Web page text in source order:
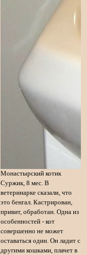
Монастырский котик
Суржик, 8 мес. В
ветеринарке сказали, что
это бенгал. Кастрирован,
привит, обработан. Одна из
особенностей - кот
совершенно не может
оставаться один. Он ладит с
другими кошками, плачет в